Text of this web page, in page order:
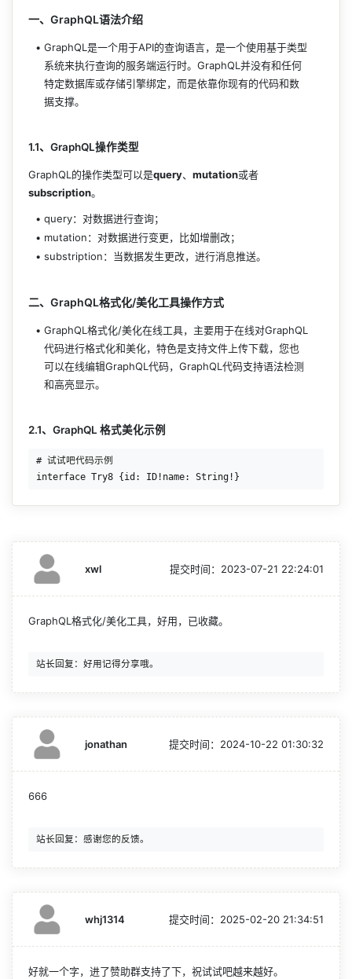
一、GraphQL语法介绍
GraphQL是一个用于API的查询语言，是一个使用基于类型
系统来执行查询的服务端运行时。GraphQL并没有和任何
特定数据库或存储引擎绑定，而是依靠你现有的代码和数
据支撑。
1.1、GraphQL操作类型
GraphQL的操作类型可以是query、 mutation或者
subscription。
query：对数据进行查询；
mutation：对数据进行变更，比如增删改；
substription：当数据发生更改，进行消息推送。
二、GraphQL格式化/美化工具操作方式
GraphQL格式化/美化在线工具，主要用于在线对GraphQL
代码进行格式化和美化，特色是支持文件上传下载，您也
可以在线编辑GraphQL代码，GraphQL代码支持语法检测
和高亮显示。
2.1、GraphQL 格式美化示例
# 试试吧代码示例
xwl 提交时间： 2023-07-21 22:24:01
GraphQL格式化/美化工具，好用，已收藏。
jonathan 提交时间： 2024-10-22 01:30:32
666
whj1314 提交时间： 2025-02-20 21:34:51
好就一个字，进了赞助群支持了下，祝试试吧越来越好。